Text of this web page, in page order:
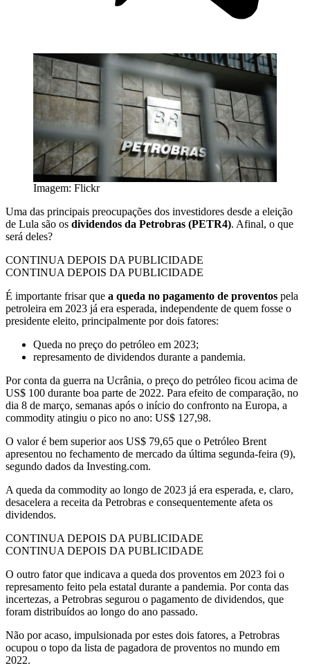
Imagem: Flickr
Uma das principais preocupações dos investidores desde a eleição
de Lula são os dividendos da Petrobras (PETR4). Afinal, o que
será deles?
CONTINUA DEPOIS DA PUBLICIDADE
CONTINUA DEPOIS DA PUBLICIDADE
É importante frisar que a queda no pagamento de proventos pela
petroleira em 2023 já era esperada, independente de quem fosse o
presidente eleito, principalmente por dois fatores:
Queda no preço do petróleo em 2023;
represamento de dividendos durante a pandemia.
Por conta da guerra na Ucrânia, o preço do petróleo ficou acima de
US$ 100 durante boa parte de 2022. Para efeito de comparação, no
dia 8 de março, semanas após o início do confronto na Europa, a
commodity atingiu o pico no ano: US$ 127,98.
O valor é bem superior aos US$ 79,65 que o Petróleo Brent
apresentou no fechamento de mercado da última segunda-feira (9),
segundo dados da Investing.com.
A queda da commodity ao longo de 2023 já era esperada, e, claro,
desacelera a receita da Petrobras e consequentemente afeta os
dividendos.
CONTINUA DEPOIS DA PUBLICIDADE
CONTINUA DEPOIS DA PUBLICIDADE
O outro fator que indicava a queda dos proventos em 2023 foi o
represamento feito pela estatal durante a pandemia. Por conta das
incertezas, a Petrobras segurou o pagamento de dividendos, que
foram distribuídos ao longo do ano passado.
Não por acaso, impulsionada por estes dois fatores, a Petrobras
ocupou o topo da lista de pagadora de proventos no mundo em
2022.